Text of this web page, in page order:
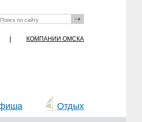
| КОМПАНИИ ОМСКА
Отдых